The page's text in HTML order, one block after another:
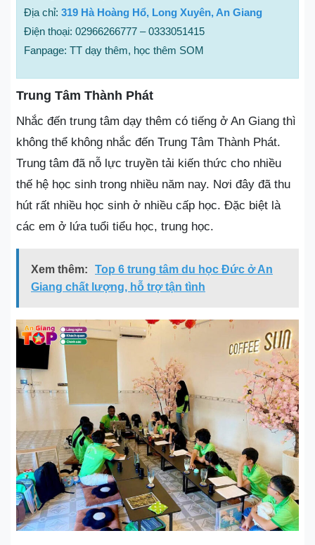
Địa chỉ: 319 Hà Hoàng Hổ, Long Xuyên, An Giang
Điện thoại: 02966266777 – 0333051415
Fanpage: TT dạy thêm, học thêm SOM
Trung Tâm Thành Phát
Nhắc đến trung tâm dạy thêm có tiếng ở An Giang thì
không thể không nhắc đến Trung Tâm Thành Phát.
Trung tâm đã nỗ lực truyền tải kiến thức cho nhiều
thế hệ học sinh trong nhiều năm nay. Nơi đây đã thu
hút rất nhiều học sinh ở nhiều cấp học. Đặc biệt là
các em ở lứa tuổi tiểu học, trung học.
Xem thêm:
Top 6 trung tâm du học Đức ở An
Giang chất lượng, hỗ trợ tận tình